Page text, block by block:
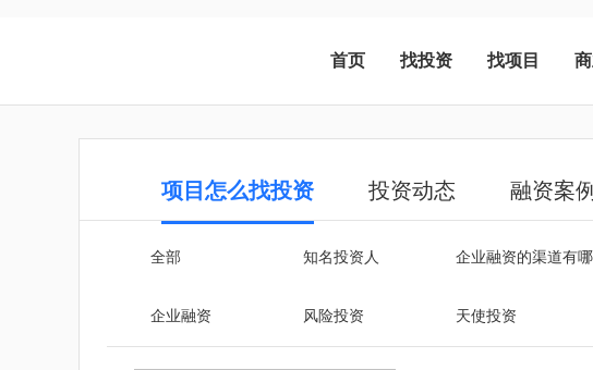
首页 找投资 找项目
项目怎么找投资 投资动态 融资案例
全部 知名投资人 企业融资的渠道有
企业融资 风险投资 天使投资